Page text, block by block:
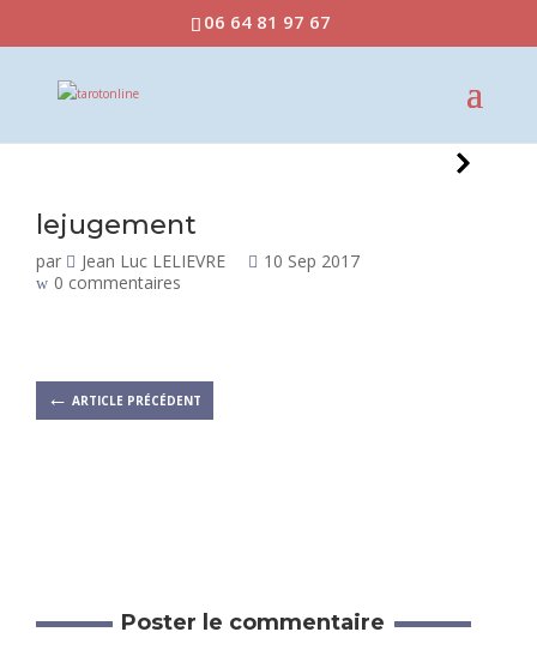
06 64 81 97 67
lejugement
par Jean Luc LELIEVRE
10 Sep 2017
0 commentaires
← ARTICLE PRÉCÉDENT
Poster le commentaire